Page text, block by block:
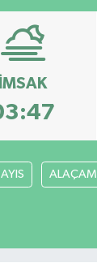
İMSAK
ALAÇAM